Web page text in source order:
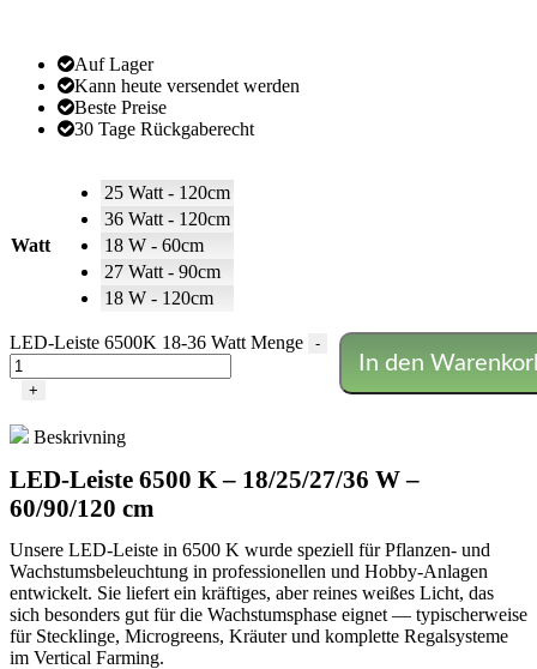
Auf Lager
Kann heute versendet werden
Beste Preise
30 Tage Rückgaberecht
Watt
25 Watt - 120cm
36 Watt - 120cm
18 W - 60cm
27 Watt - 90cm
18 W - 120cm
LED-Leiste 6500K 18-36 Watt Menge -
+
In den
Beskrivning
LED-Leiste 6500 K – 18/25/27/36 W –
60/90/120 cm
Unsere LED-Leiste in 6500 K wurde speziell für Pflanzen- und
Wachstumsbeleuchtung in professionellen und Hobby-Anlagen
entwickelt. Sie liefert ein kräftiges, aber reines weißes Licht, das
sich besonders gut für die Wachstumsphase eignet — typischerweise
für Stecklinge, Microgreens, Kräuter und komplette Regalsysteme
im Vertical Farming.